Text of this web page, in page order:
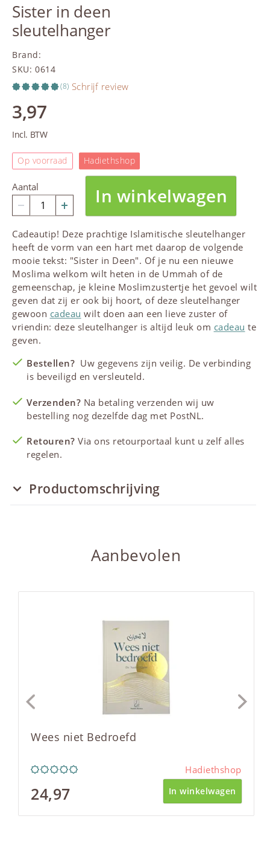
Sister in deen
sleutelhanger
Brand:
SKU: 0614
(8) Schrijf review
3,97
Incl. BTW
Op voorraad Hadiethshop
Aantal In winkelwagen
Cadeautip! Deze prachtige Islamitische sleutelhanger
heeft de vorm van een hart met daarop de volgende
mooie tekst: "Sister in Deen". Of je nu een nieuwe
Moslima welkom wilt heten in de Ummah of de
gemeenschap, je kleine Moslimzustertje het gevoel wilt
geven dat zij er ook bij hoort, of deze sleutelhanger
gewoon cadeau wilt doen aan een lieve zuster of
vriendin: deze sleutelhanger is altijd leuk om cadeau te
geven.
Bestellen? Uw gegevens zijn veilig. De verbinding
is beveiligd en versleuteld.
Verzenden? Na betaling verzenden wij uw
bestelling nog dezelfde dag met PostNL.
Retouren? Via ons retourportaal kunt u zelf alles
regelen.
Productomschrijving
Aanbevolen
Wees niet Bedroefd
Hadiethshop
24,97 In winkelwagen